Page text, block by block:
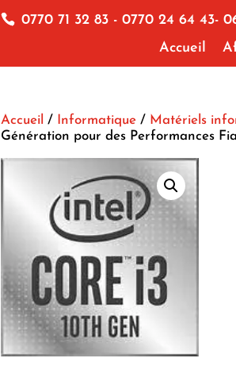
0770 71 32 83 - 0770 24 64 43-
Accueil
Accueil / Informatique/ Matériels
Génération pour des Performances